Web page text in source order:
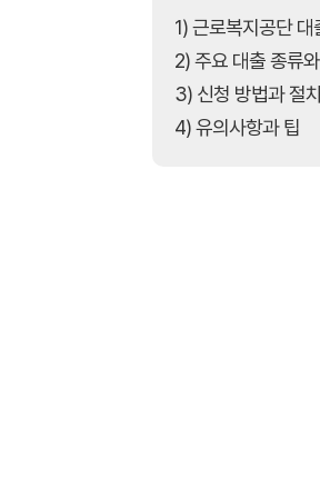
1) 근로복지공단 대
2) 주요 대출 종류
3) 신청 방법과 절
4) 유의사항과 팁